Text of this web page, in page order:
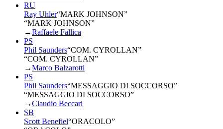
RU
Ray Uhler“MARK JOHNSON”
“MARK JOHNSON”
→Raffaele Fallica
PS
Phil Saunders“COM. CYROLLAN”
“COM. CYROLLAN”
→Marco Balzarotti
PS
Phil Saunders“MESSAGGIO DI SOCCORSO”
“MESSAGGIO DI SOCCORSO”
→Claudio Beccari
SB
Scott Benefiel“ORACOLO”